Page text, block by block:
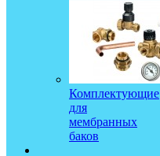
Комплектующие
для
мембранных
баков